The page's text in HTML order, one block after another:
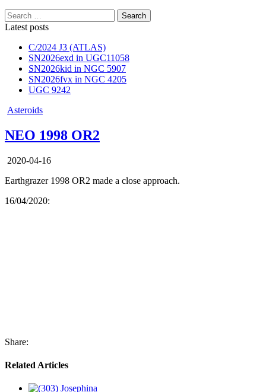
Search
for:
Latest posts
C/2024 J3 (ATLAS)
SN2026exd in UGC11058
SN2026kid in NGC 5907
SN2026fvx in NGC 4205
UGC 9242
Posted
Asteroids
NEO 1998 OR2
2020-04-16
Earthgrazer 1998 OR2 made a close approach.
16/04/2020:
Share:
Related Articles